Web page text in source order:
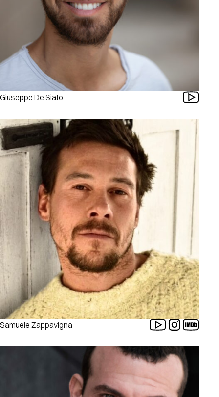
Giuseppe De Siato
Samuele Zappavigna